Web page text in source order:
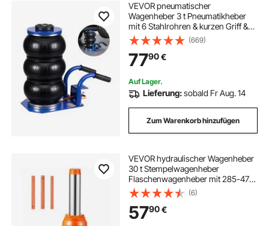
VEVOR pneumatischer
Wagenheber 3 t Pneumatikheber
mit 6 Stahlrohren & kurzen Griff &
Dreifachbeuteln, 45 cm max.
Hubhöhe, schnelles Anheben,
Druckluftwagenheber für Pkw SUVs
Pickups Werkstatt
(669)
7790€
Auf Lager.
Lieferung:sobald Fr Aug. 14
Zum Warenkorb hinzufügen
VEVOR hydraulischer Wagenheber
30 t Stempelwagenheber
Flaschenwagenheber mit 285-475
mm Hubbereich und 3-teiligem
langem Griff, für Auto Pickup Lkw
Wohnmobil Autoreparatur
Industrietechnik
(6)
5790€